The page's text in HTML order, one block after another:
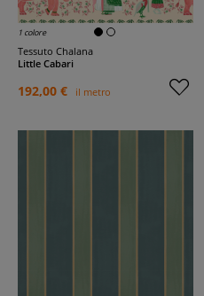
1 colore
Tessuto Chalana
Little Cabari
192,00 € il metro